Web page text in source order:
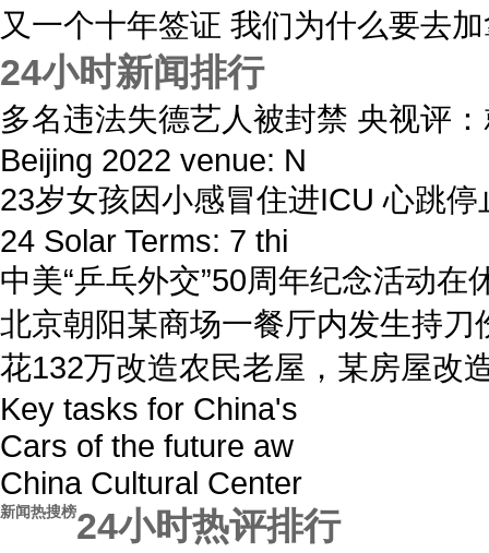
又一个十年签证 我们为什么要去
24小时新闻排行
多名违法失德艺人被封禁 央视评
Beijing 2022 venue: N
23岁女孩因小感冒住进ICU 心跳停
24 Solar Terms: 7 thi
中美“乒乓外交”50周年纪念活动在
北京朝阳某商场一餐厅内发生持刀
花132万改造农民老屋，某房屋改
Key tasks for China's
Cars of the future aw
China Cultural Center
新闻热搜榜24小时热评排行